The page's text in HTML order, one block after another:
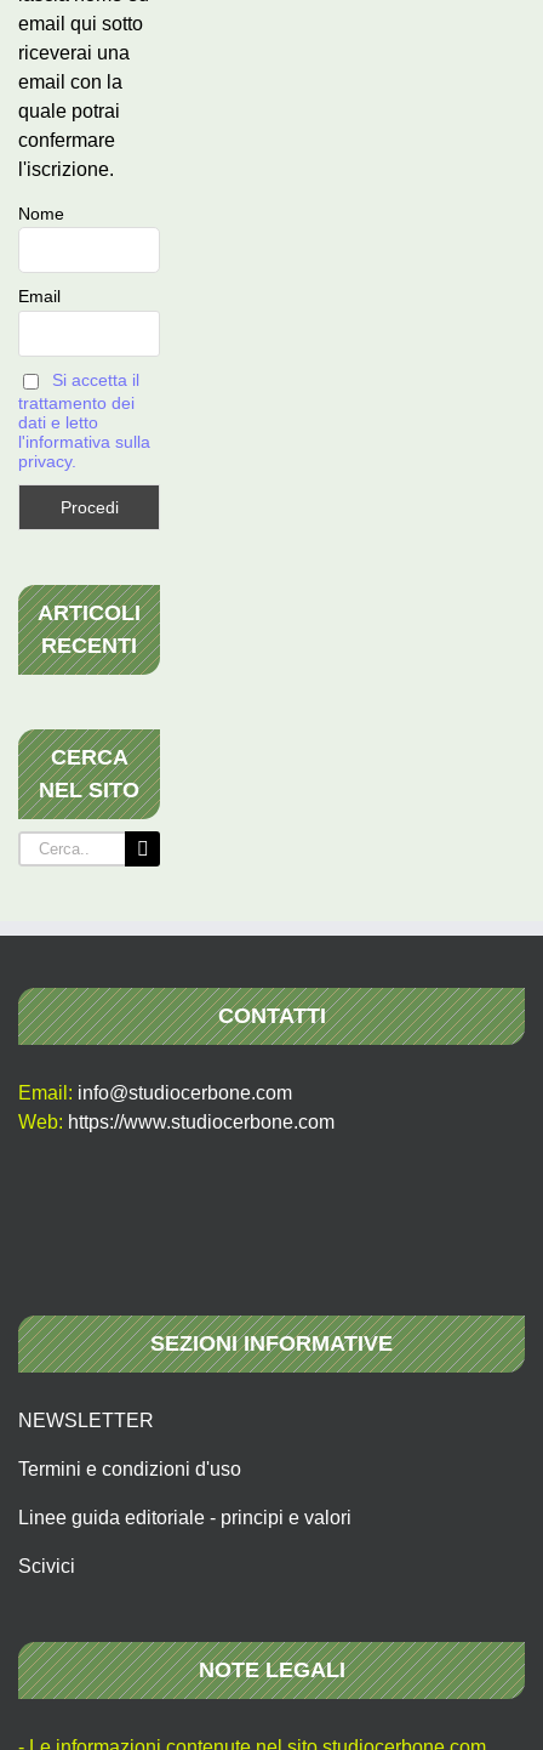
email qui sotto
riceverai una
email con la
quale potrai
confermare
l'iscrizione.
Nome
Email
Si accetta il
trattamento dei
dati e letto
l'informativa sulla
privacy.
ARTICOLI
RECENTI
CERCA
NEL SITO
Cerca
per:
CONTATTI
Email: info@studiocerbone.com
Web: https://www.studiocerbone.com
SEZIONI INFORMATIVE
NEWSLETTER
Termini e condizioni d'uso
Linee guida editoriale - principi e valori
Scivici
NOTE LEGALI